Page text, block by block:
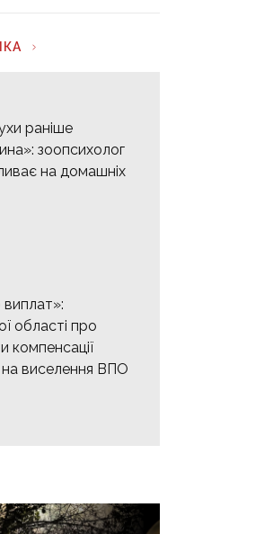
раніше
зоопсихолог
на домашніх
області про
компенсації
виселення ВПО